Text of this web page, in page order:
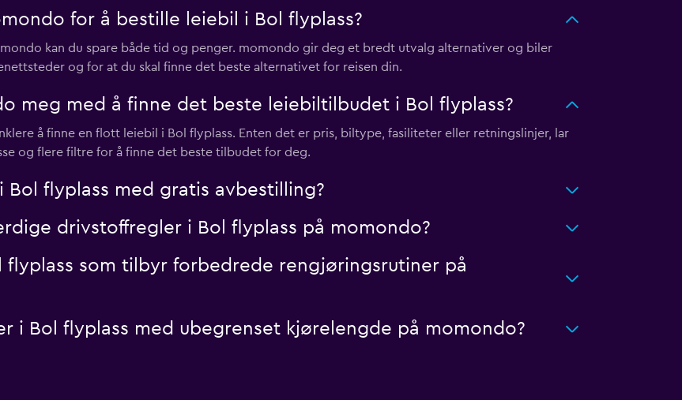
for å bestille leiebil i Bol flyplass?
kan du spare både tid og penger. momondo gir deg et bredt utvalg alternativer og biler
og for at du skal finne det beste alternativet for reisen din.
meg med å finne det beste leiebiltilbudet i Bol flyplass?
å finne en flott leiebil i Bol flyplass. Enten det er pris, biltype, fasiliteter eller retningslinjer, lar
og flere filtre for å finne det beste tilbudet for deg.
flyplass med gratis avbestilling?
drivstoffregler i Bol flyplass på momondo?
flyplass som tilbyr forbedrede rengjøringsrutiner på
i Bol flyplass med ubegrenset kjørelengde på momondo?